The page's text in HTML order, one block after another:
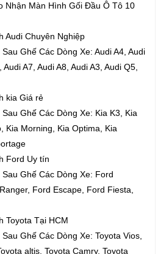
Nhận Màn Hình Gối Đầu Ô Tô 10
Audi Chuyên Nghiệp
Các Dòng Xe: Audi A4, Audi
A7, Audi A8, Audi A3, Audi Q5,
kia Giá rẻ
Các Dòng Xe: Kia K3, Kia
Kia Morning, Kia Optima, Kia
Ford Uy tín
Ghế Các Dòng Xe: Ford
Ford Escape, Ford Fiesta,
Toyota Tại HCM
Các Dòng Xe: Toyota Vios,
altis, Toyota Camry, Toyota